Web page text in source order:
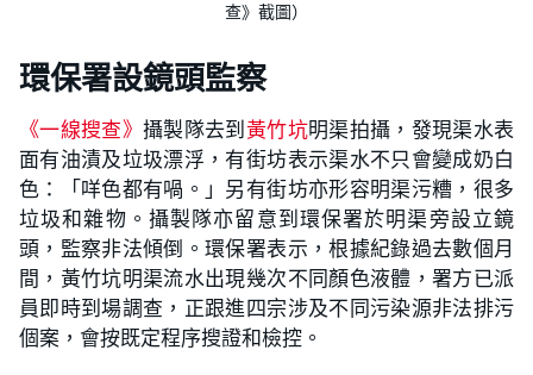
查》截圖）
環保署設鏡頭監察
《一線搜查》攝製隊去到 黃竹坑明渠拍攝，發現渠水表
面有油漬及垃圾漂浮，有街坊表示渠水不只會變成奶白
色：「咩色都有喎。」另有街坊亦形容明渠污糟，很多
垃圾和雜物。攝製隊亦留意到環保署於明渠旁設立鏡
頭，監察非法傾倒。環保署表示，根據紀錄過去數個月
間，黃竹坑明渠流水出現幾次不同顏色液體，署方已派
員即時到場調查，正跟進四宗涉及不同污染源非法排污
個案，會按既定程序搜證和檢控。